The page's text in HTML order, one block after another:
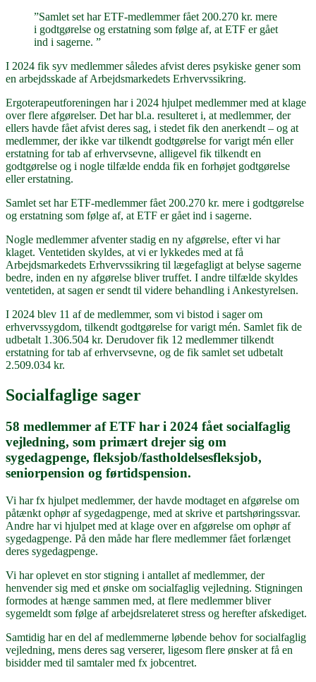
”Samlet set har ETF-medlemmer fået 200.270 kr. mere
i godtgørelse og erstatning som følge af, at ETF er gået
ind i sagerne. ”
I 2024 fik syv medlemmer således afvist deres psykiske gener som
en arbejdsskade af Arbejdsmarkedets Erhvervssikring.
Ergoterapeutforeningen har i 2024 hjulpet medlemmer med at klage
over flere afgørelser. Det har bl.a. resulteret i, at medlemmer, der
ellers havde fået afvist deres sag, i stedet fik den anerkendt – og at
medlemmer, der ikke var tilkendt godtgørelse for varigt mén eller
erstatning for tab af erhvervsevne, alligevel fik tilkendt en
godtgørelse og i nogle tilfælde endda fik en forhøjet godtgørelse
eller erstatning.
Samlet set har ETF-medlemmer fået 200.270 kr. mere i godtgørelse
og erstatning som følge af, at ETF er gået ind i sagerne.
Nogle medlemmer afventer stadig en ny afgørelse, efter vi har
klaget. Ventetiden skyldes, at vi er lykkedes med at få
Arbejdsmarkedets Erhvervssikring til lægefagligt at belyse sagerne
bedre, inden en ny afgørelse bliver truffet. I andre tilfælde skyldes
ventetiden, at sagen er sendt til videre behandling i Ankestyrelsen.
I 2024 blev 11 af de medlemmer, som vi bistod i sager om
erhvervssygdom, tilkendt godtgørelse for varigt mén. Samlet fik de
udbetalt 1.306.504 kr. Derudover fik 12 medlemmer tilkendt
erstatning for tab af erhvervsevne, og de fik samlet set udbetalt
2.509.034 kr.
Socialfaglige sager
58 medlemmer af ETF har i 2024 fået socialfaglig
vejledning, som primært drejer sig om
sygedagpenge, fleksjob/fastholdelsesfleksjob,
seniorpension og førtidspension.
Vi har fx hjulpet medlemmer, der havde modtaget en afgørelse om
påtænkt ophør af sygedagpenge, med at skrive et partshøringssvar.
Andre har vi hjulpet med at klage over en afgørelse om ophør af
sygedagpenge. På den måde har flere medlemmer fået forlænget
deres sygedagpenge.
Vi har oplevet en stor stigning i antallet af medlemmer, der
henvender sig med et ønske om socialfaglig vejledning. Stigningen
formodes at hænge sammen med, at flere medlemmer bliver
sygemeldt som følge af arbejdsrelateret stress og herefter afskediget.
Samtidig har en del af medlemmerne løbende behov for socialfaglig
vejledning, mens deres sag verserer, ligesom flere ønsker at få en
bisidder med til samtaler med fx jobcentret.